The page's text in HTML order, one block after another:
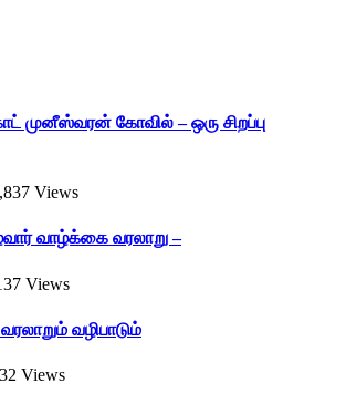
முனீஸ்வரன் கோவில் – ஒரு சிறப்பு
Views
வாழ்க்கை வரலாறு –
Views
வழிபாடும்
Views